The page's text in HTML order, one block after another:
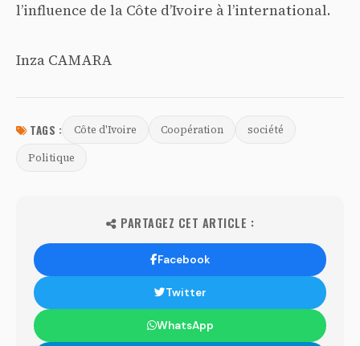
l’influence de la Côte d’Ivoire à l’international.
Inza CAMARA
TAGS : Côte d'Ivoire Coopération société
Politique
PARTAGEZ CET ARTICLE :
Facebook
Twitter
WhatsApp